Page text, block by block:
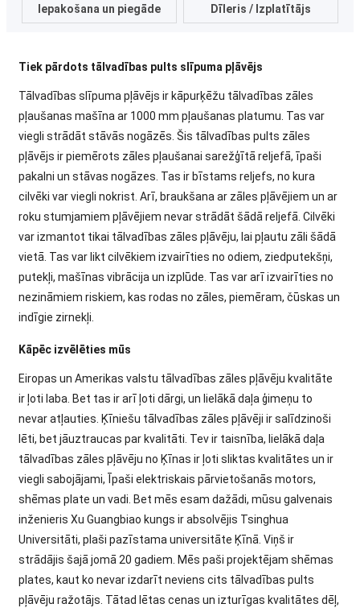
Iepakošana un piegāde Dīleris / Izplatītājs
Tiek pārdots tālvadības pults slīpuma pļāvējs
Tālvadības slīpuma pļāvējs ir kāpurķēžu tālvadības zāles
pļaušanas mašīna ar 1000 mm pļaušanas platumu. Tas var
viegli strādāt stāvās nogāzēs. Šis tālvadības pults zāles
pļāvējs ir piemērots zāles pļaušanai sarežģītā reljefā, īpaši
pakalni un stāvas nogāzes. Tas ir bīstams reljefs, no kura
cilvēki var viegli nokrist. Arī, braukšana ar zāles pļāvējiem un ar
roku stumjamiem pļāvējiem nevar strādāt šādā reljefā. Cilvēki
var izmantot tikai tālvadības zāles pļāvēju, lai pļautu zāli šādā
vietā. Tas var likt cilvēkiem izvairīties no odiem, ziedputekšņi,
putekļi, mašīnas vibrācija un izplūde. Tas var arī izvairīties no
nezināmiem riskiem, kas rodas no zāles, piemēram, čūskas un
indīgie zirnekļi.
Kāpēc izvēlēties mūs
Eiropas un Amerikas valstu tālvadības zāles pļāvēju kvalitāte
ir ļoti laba. Bet tas ir arī ļoti dārgi, un lielākā daļa ģimeņu to
nevar atļauties. Ķīniešu tālvadības zāles pļāvēji ir salīdzinoši
lēti, bet jāuztraucas par kvalitāti. Tev ir taisnība, lielākā daļa
tālvadības zāles pļāvēju no Ķīnas ir ļoti sliktas kvalitātes un ir
viegli sabojājami, Īpaši elektriskais pārvietošanās motors,
shēmas plate un vadi. Bet mēs esam dažādi, mūsu galvenais
inženieris Xu Guangbiao kungs ir absolvējis Tsinghua
Universitāti, plaši pazīstama universitāte Ķīnā. Viņš ir
strādājis šajā jomā 20 gadiem. Mēs paši projektējam shēmas
plates, kaut ko nevar izdarīt neviens cits tālvadības pults
pļāvēju ražotājs. Tātad lētas cenas un izturīgas kvalitātes dēļ,